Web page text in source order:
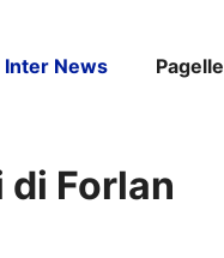
Inter News Pagelle
di Forlan